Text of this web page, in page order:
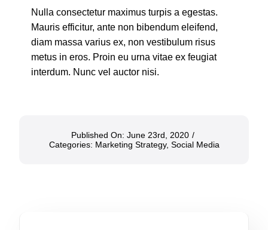
Nulla consectetur maximus turpis a egestas.
Mauris efficitur, ante non bibendum eleifend,
diam massa varius ex, non vestibulum risus
metus in eros. Proin eu urna vitae ex feugiat
interdum. Nunc vel auctor nisi.
Published On: June 23rd, 2020 /
Categories: Marketing Strategy, Social Media